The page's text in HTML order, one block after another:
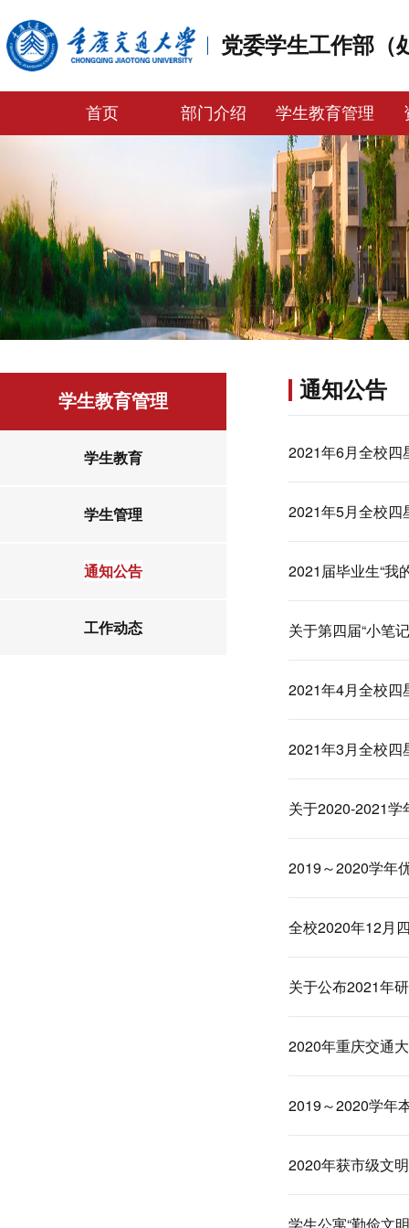
党委学生工作部（
首页 部门介绍 学生教育管理
学生教育管理
学生教育
学生管理
通知公告
工作动态
通知公告
2021年6月全校四
2021年5月全校四
2021届毕业生“我
关于第四届“小笔
2021年4月全校四
2021年3月全校四
关于2020-2021
2019～2020学年
全校2020年12月
关于公布2021年
2020年重庆交通
2019～2020学年
2020年获市级文